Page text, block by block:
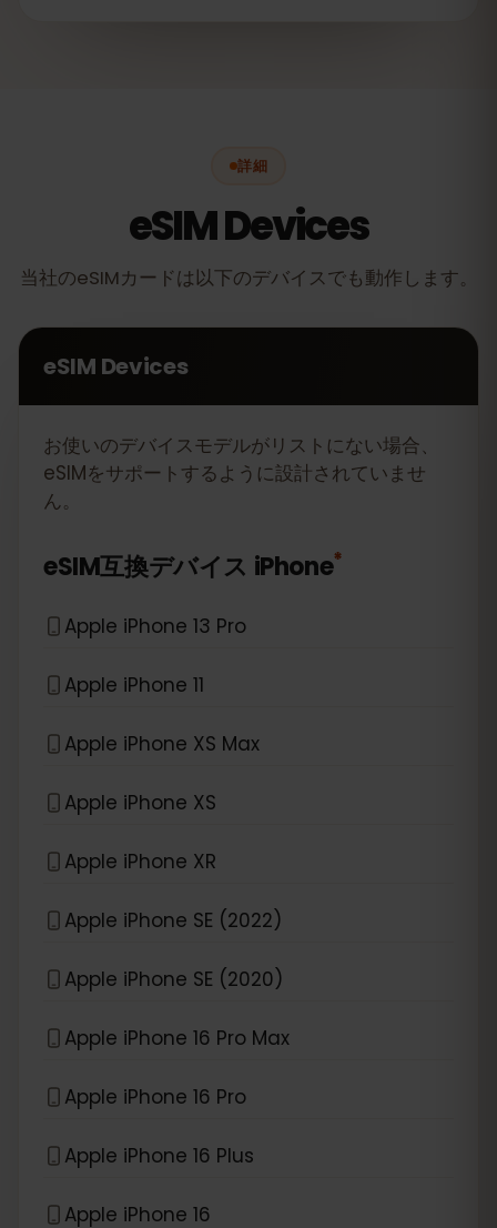
詳細
eSIM Devices
当社のeSIMカードは以下のデバイスでも動作します。
eSIM Devices
お使いのデバイスモデルがリストにない場合、
eSIMをサポートするように設計されていませ
ん。
eSIM互換デバイス iPhone*
Apple iPhone 13 Pro
Apple iPhone 11
Apple iPhone XS Max
Apple iPhone XS
Apple iPhone XR
Apple iPhone SE (2022)
Apple iPhone SE (2020)
Apple iPhone 16 Pro Max
Apple iPhone 16 Pro
Apple iPhone 16 Plus
Apple iPhone 16